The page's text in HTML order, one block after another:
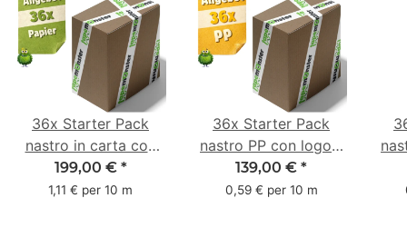
36x Starter Pack
nastro in carta con
logo - 1 colore - 50
mm x 50 m - caucciù
199,00 € *
1,11 € per 10 m
36x Starter Pack
nastro PP con logo -
1 colore - 48 mm x
66 m
139,00 € *
0,59 € per 10 m